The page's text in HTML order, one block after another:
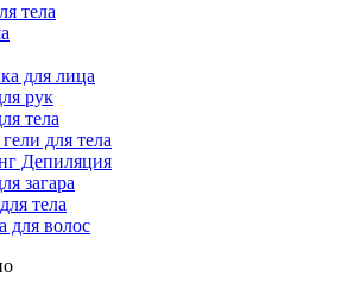
тела
для лица
рук
тела
для тела
Депиляция
загара
тела
для волос